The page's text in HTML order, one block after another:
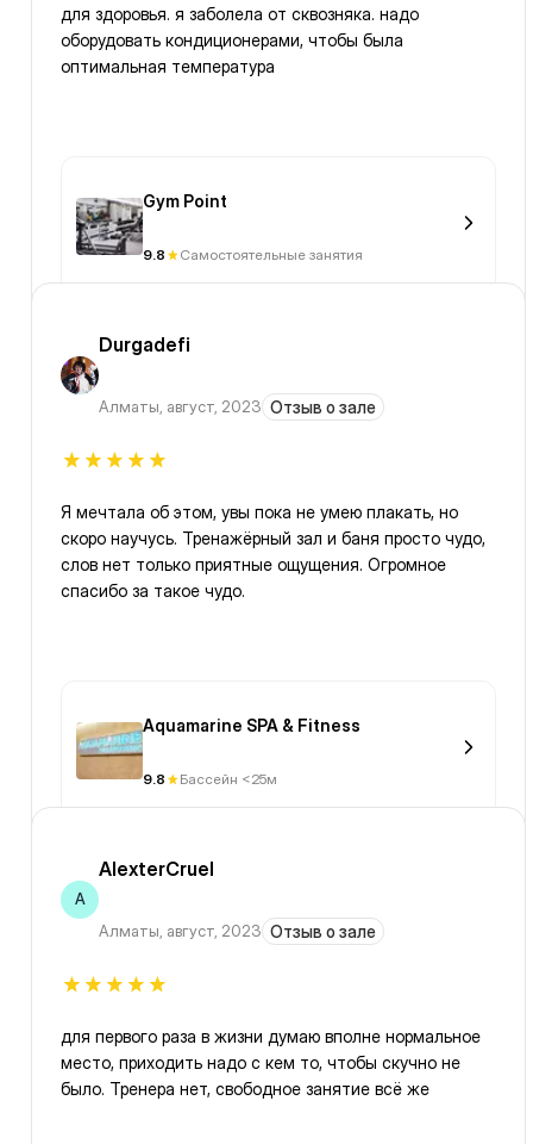
для здоровья. я заболела от сквозняка. надо
оборудовать кондиционерами, чтобы была
оптимальная температура
Gym Point
9.8 Самостоятельные занятия
Durgadefi
Алматы, август, 2023 Отзыв о зале
Я мечтала об этом, увы пока не умею плакать, но
скоро научусь. Тренажёрный зал и баня просто чудо,
слов нет только приятные ощущения. Огромное
спасибо за такое чудо.
Aquamarine SPA & Fitness
9.8 Бассейн <25м
A
AlexterCruel
Алматы, август, 2023 Отзыв о зале
для первого раза в жизни думаю вполне нормальное
место, приходить надо с кем то, чтобы скучно не
было. Тренера нет, свободное занятие всё же